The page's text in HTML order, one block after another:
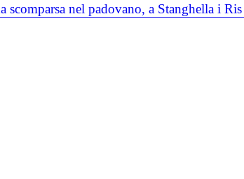
scomparsa nel padovano, a Stanghella i